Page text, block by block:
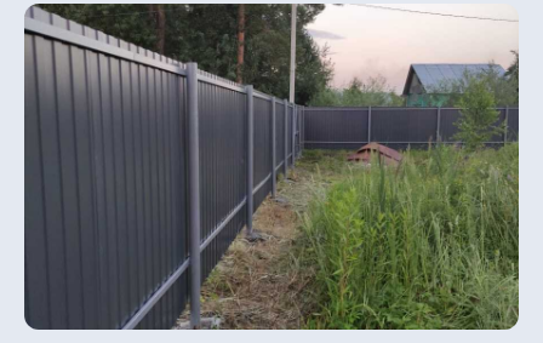
© 2013-2026 ПК СтройМир
Политика конфиденциальности.